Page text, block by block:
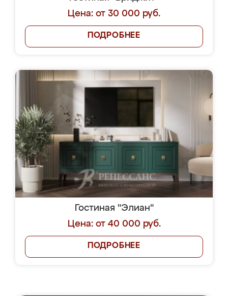
Цена: от 30 000 руб.
ПОДРОБНЕЕ
Гостиная "Элиан"
Цена: от 40 000 руб.
ПОДРОБНЕЕ